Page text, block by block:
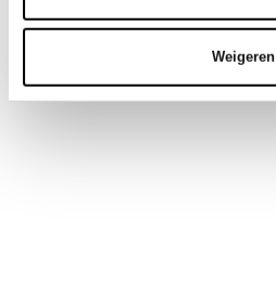
Weigeren